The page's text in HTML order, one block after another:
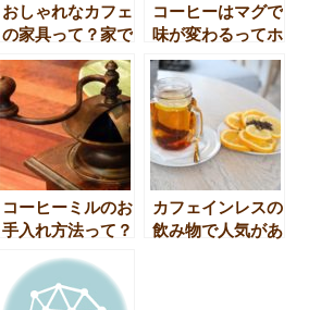
おしゃれなカフェ
の家具って？家で
もおしゃれなカフ
ェ風インテリアを
目指そう！
コーヒーはマグで
味が変わるってホ
ント？
コーヒーミルのお
手入れ方法って？
ントを紹介！
カフェインレスの
飲み物で人気があ